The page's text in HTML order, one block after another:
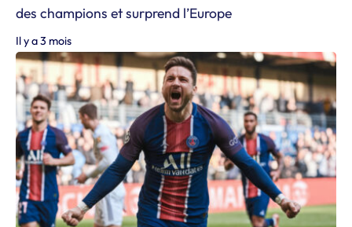
des champions et surprend l’Europe
Il y a 3 mois